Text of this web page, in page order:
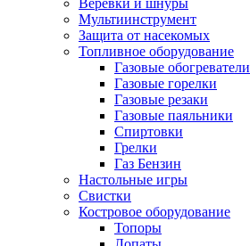
Веревки и шнуры
Мультиинструмент
Защита от насекомых
Топливное оборудование
Газовые обогреватели
Газовые горелки
Газовые резаки
Газовые паяльники
Спиртовки
Грелки
Газ Бензин
Настольные игры
Свистки
Костровое оборудование
Топоры